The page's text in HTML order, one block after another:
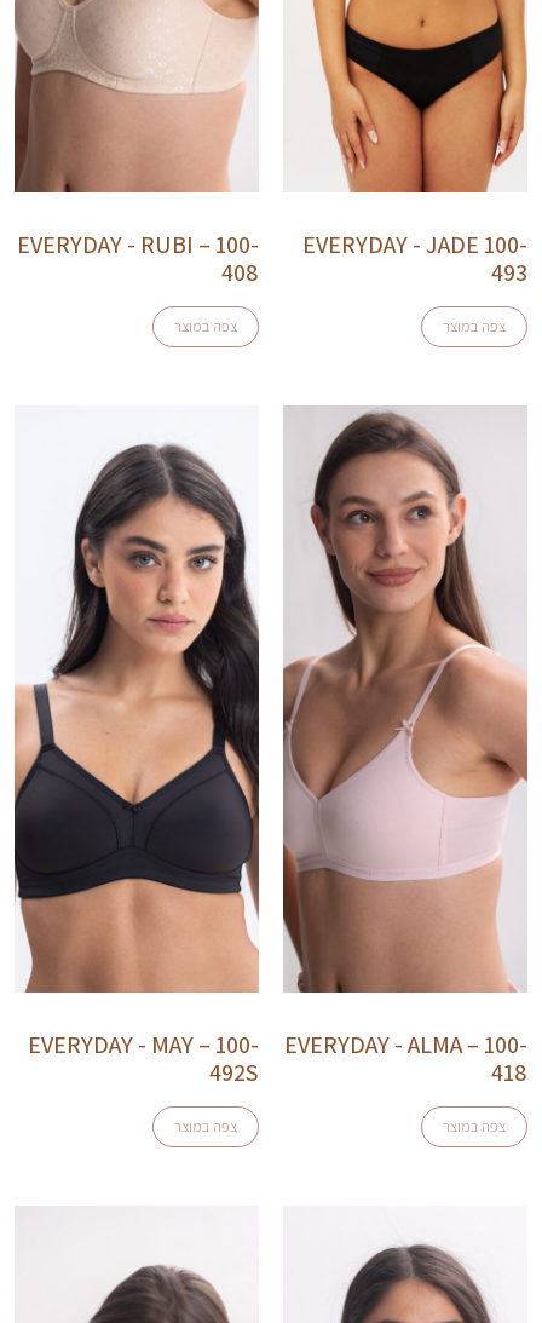
EVERYDAY - JADE 100-
493
צפה במוצר
EVERYDAY - RUBI – 100-
408
צפה במוצר
EVERYDAY - ALMA – 100-
418
צפה במוצר
EVERYDAY - MAY – 100-
492S
צפה במוצר